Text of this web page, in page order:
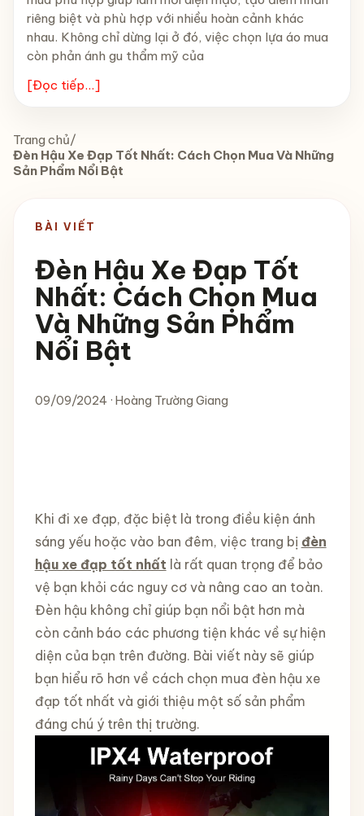
riêng biệt và phù hợp với nhiều hoàn cảnh khác
nhau. Không chỉ dừng lại ở đó, việc chọn lựa áo mua
còn phản ánh gu thẩm mỹ của
[Đọc tiếp...]
Trang chủ/
Đèn Hậu Xe Đạp Tốt Nhất: Cách Chọn Mua Và Những
Sản Phẩm Nổi Bật
BÀI VIẾT
Đèn Hậu Xe Đạp Tốt
Nhất: Cách Chọn Mua
Và Những Sản Phẩm
Nổi Bật
09/09/2024 · Hoàng Trường Giang
Khi đi xe đạp, đặc biệt là trong điều kiện ánh
sáng yếu hoặc vào ban đêm, việc trang bị đèn
hậu xe đạp tốt nhất là rất quan trọng để bảo
vệ bạn khỏi các nguy cơ và nâng cao an toàn.
Đèn hậu không chỉ giúp bạn nổi bật hơn mà
còn cảnh báo các phương tiện khác về sự hiện
diện của bạn trên đường. Bài viết này sẽ giúp
bạn hiểu rõ hơn về cách chọn mua đèn hậu xe
đạp tốt nhất và giới thiệu một số sản phẩm
đáng chú ý trên thị trường.